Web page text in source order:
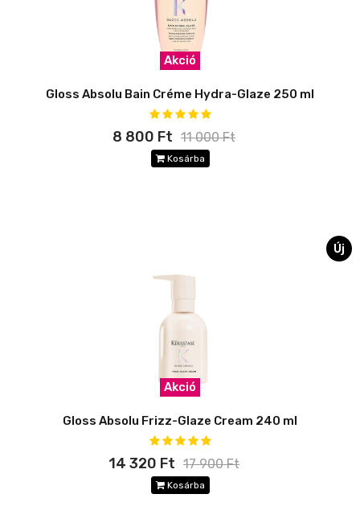
Akció
Gloss Absolu Bain Créme Hydra-Glaze 250 ml
8 800 Ft 11 000 Ft
Kosárba
Új
Akció
Gloss Absolu Frizz-Glaze Cream 240 ml
14 320 Ft 17 900 Ft
Kosárba